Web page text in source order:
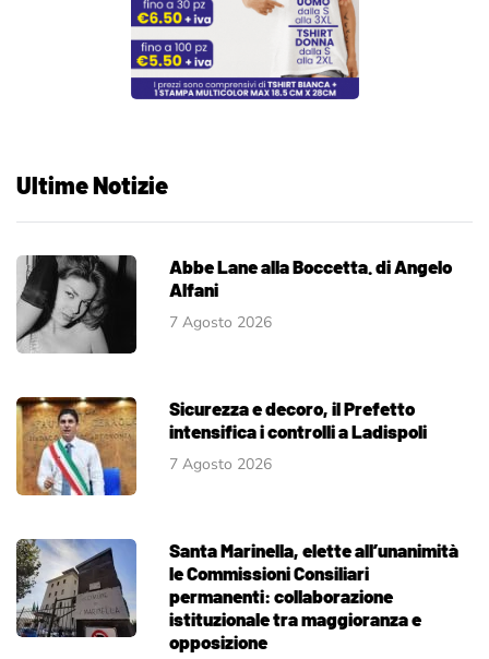
Ultime Notizie
Abbe Lane alla Boccetta. di Angelo
Alfani
7 Agosto 2026
Sicurezza e decoro, il Prefetto
intensifica i controlli a Ladispoli
7 Agosto 2026
Santa Marinella, elette all’unanimità
le Commissioni Consiliari
permanenti: collaborazione
istituzionale tra maggioranza e
opposizione